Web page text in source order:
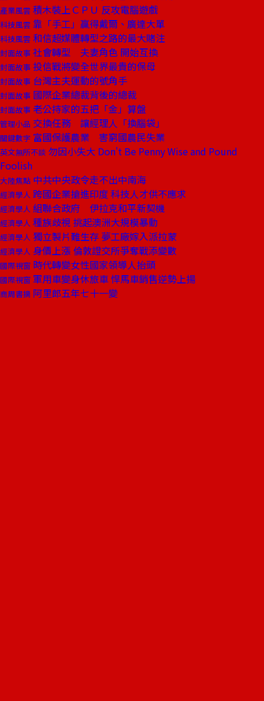
產業風雲 積木裝上ＣＰＵ 反攻電腦遊戲
科技風雲 靠「手工」贏得戴爾、廣達大單
科技風雲 和信超媒體轉型之路的最大賭注
封面故事 社會轉型 夫妻角色 開始互換
封面故事 投信戰將變全世界最貴的保母
封面故事 台灣主夫運動的號角手
封面故事 國際企業總裁背後的總裁
封面故事 老公持家的五把「金」算盤
管理小品 交換任務 讓經理人「換腦袋」
關鍵數字 富國保護農業 害窮國農民失業
英文無所不談 勿因小失大 Don't Be Penny Wise and Pound
Foolish
大陸焦點 中共中央政令走不出中南海
經濟學人 跨國企業搶進印度 科技人才供不應求
經濟學人 組聯合政府 伊拉克和平新契機
經濟學人 種族歧視 挑起澳洲大規模暴動
經濟學人 獨立製片難生存 夢工廠嫁入派拉蒙
經濟學人 身價上漲 倫敦證交所爭奪戰添變數
國際視窗 時代轉變女性國家領導人抬頭
國際視窗 軍用車變身休旅車 悍馬車銷售逆勢上揚
商周書摘 阿里郎五年七十一變